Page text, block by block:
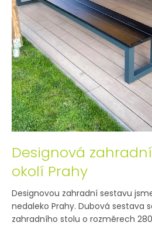
Designová
okolí Prahy
Designovou zahradní sestavu
nedaleko Prahy. Dubová sestava
zahradního stolu o rozměrech